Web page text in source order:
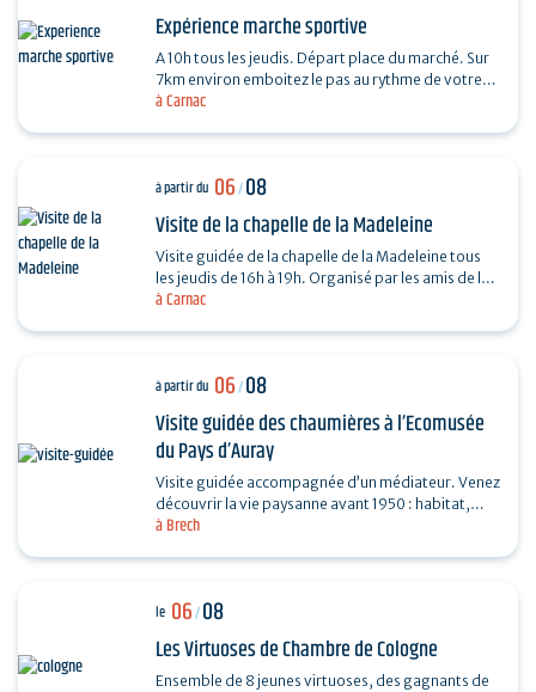
à Carnac
Expérience marche sportive
A 10h tous les jeudis. Départ place du marché. Sur
7km environ emboitez le pas au rythme de votre
coach sportif (6km environs) . La marche sportive
à Carnac
à partir du 06/08
Visite de la chapelle de la Madeleine
Visite guidée de la chapelle de la Madeleine tous
les jeudis de 16h à 19h. Organisé par les amis de la
à Brech
à partir du 06/08
Visite guidée des chaumières à l’Ecomusée
du Pays d’Auray
Visite guidée accompagnée d’un médiateur. Venez
découvrir la vie paysanne avant 1950 : habitat,
agriculture, paysage, savoir-faire… et enrichir…
le 06/08
Les Virtuoses de Chambre de Cologne
Ensemble de 8 jeunes virtuoses, des gagnants de